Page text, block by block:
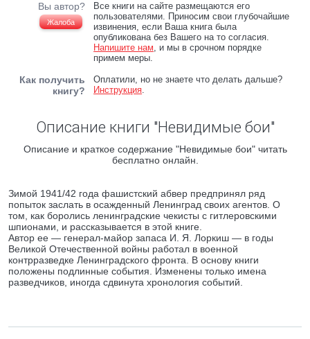
Вы автор?
Жалоба
Все книги на сайте размещаются его
пользователями. Приносим свои глубочайшие
извинения, если Ваша книга была
опубликована без Вашего на то согласия.
Напишите нам, и мы в срочном порядке
примем меры.
Как получить
книгу?
Оплатили, но не знаете что делать дальше?
Инструкция.
Описание книги "Невидимые бои"
Описание и краткое содержание "Невидимые бои" читать
бесплатно онлайн.
Зимой 1941/42 года фашистский абвер предпринял ряд
попыток заслать в осажденный Ленинград своих агентов. О
том, как боролись ленинградские чекисты с гитлеровскими
шпионами, и рассказывается в этой книге.
Автор ее — генерал-майор запаса И. Я. Лоркиш — в годы
Великой Отечественной войны работал в военной
контрразведке Ленинградского фронта. В основу книги
положены подлинные события. Изменены только имена
разведчиков, иногда сдвинута хронология событий.